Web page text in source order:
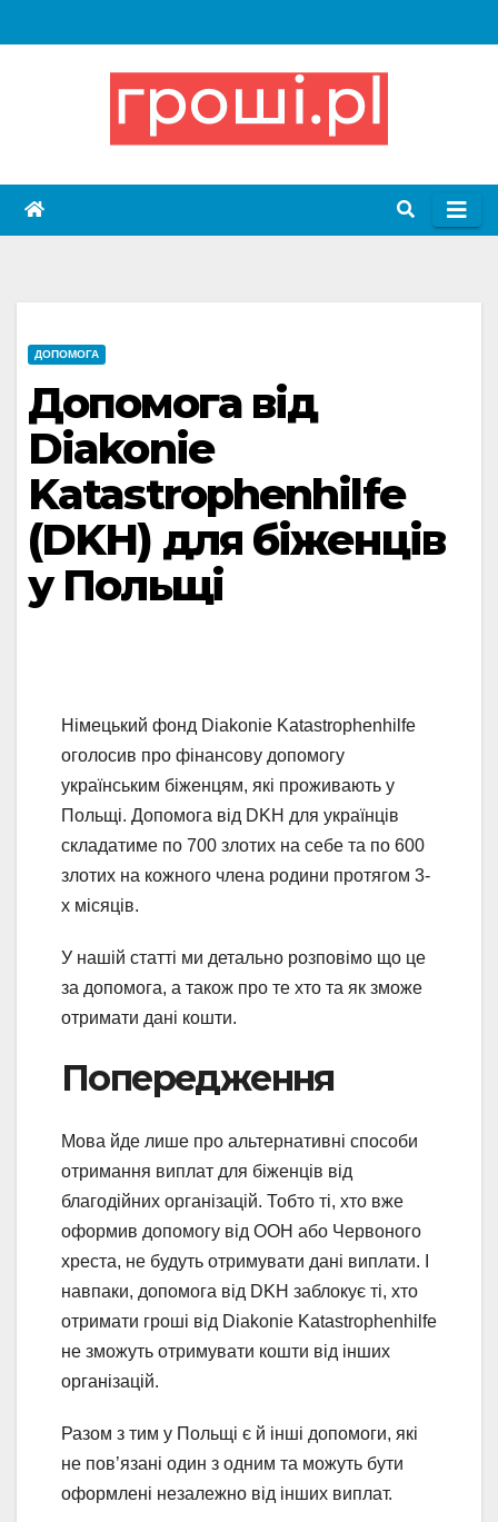
to
ДОПОМОГА
Допомога від
Diakonie
Katastrophenhilfe
(DKH) для біженців
у Польщі
Німецький фонд Diakonie Katastrophenhilfe
оголосив про фінансову допомогу
українським біженцям, які проживають у
Польщі. Допомога від DKH для українців
складатиме по 700 злотих на себе та по 600
злотих на кожного члена родини протягом 3-
х місяців.
У нашій статті ми детально розповімо що це
за допомога, а також про те хто та як зможе
отримати дані кошти.
Попередження
Мова йде лише про альтернативні способи
отримання виплат для біженців від
благодійних організацій. Тобто ті, хто вже
оформив допомогу від ООН або Червоного
хреста, не будуть отримувати дані виплати. І
навпаки, допомога від DKH заблокує ті, хто
отримати гроші від Diakonie Katastrophenhilfe
не зможуть отримувати кошти від інших
організацій.
Разом з тим у Польщі є й інші допомоги, які
не пов’язані один з одним та можуть бути
оформлені незалежно від інших виплат.